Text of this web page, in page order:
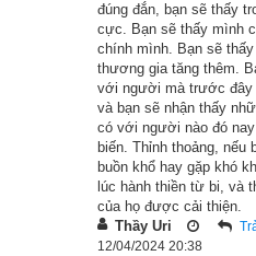
80. Người làm ruộng làm
đúng đắn, bạn sẽ thấy
cực. Bạn sẽ thấy mình
chính mình. Bạn sẽ
thương gia tăng thêm.
với người mà trước đây
và bạn sẽ nhận thấy
có với người nào đó
biến. Thỉnh thoảng, nếu
buồn khổ hay gặp khó
lúc hành thiền từ bi, và
của họ được cải thiện.
Thầy Uri
12/04/2024 20:38